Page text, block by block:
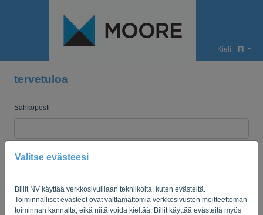
Valitse evästeesi
Billit NV käyttää verkkosivuillaan tekniikoita, kuten evästeitä.
Toiminnalliset evästeet ovat välttämättömiä verkkosivuston moitteettoman
toiminnan kannalta, eikä niitä voida kieltää. Billit käyttää evästeitä myös
Kieli: FI
tervetuloa
Sähköposti
Muistuta minua Unohtunut salasana?